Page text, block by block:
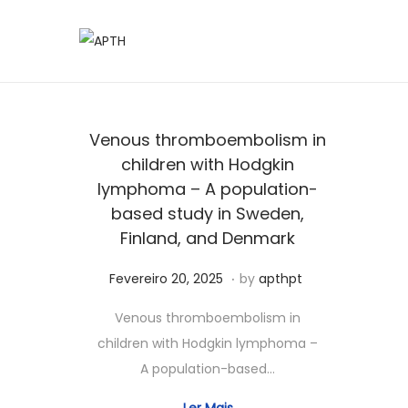
Venous thromboembolism in
children with Hodgkin
lymphoma – A population-
based study in Sweden,
Finland, and Denmark
Posted on
Fevereiro 20, 2025 J
n
h
o
6
. by apthpt
Venous thromboembolism in
children with Hodgkin lymphoma –
A population-based…